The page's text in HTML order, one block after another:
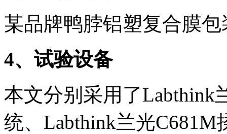
某品牌鸭脖铝塑复合膜包
4、试验设备
本文分别采用了Labthink
统、Labthink兰光